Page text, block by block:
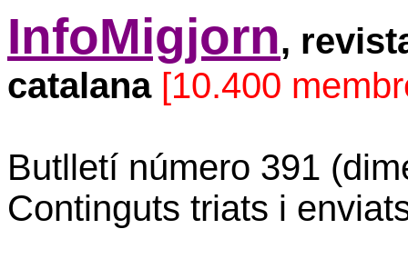
InfoMigjorn,
catalana [10.400
Butlletí número 391
Continguts triats i